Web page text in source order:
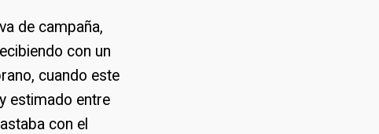
de campaña,
con un
cuando este
estimado entre
con el